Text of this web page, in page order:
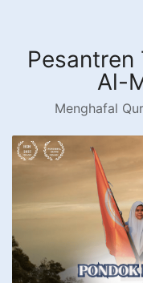
kontenPesantren
Al-
Menghafal